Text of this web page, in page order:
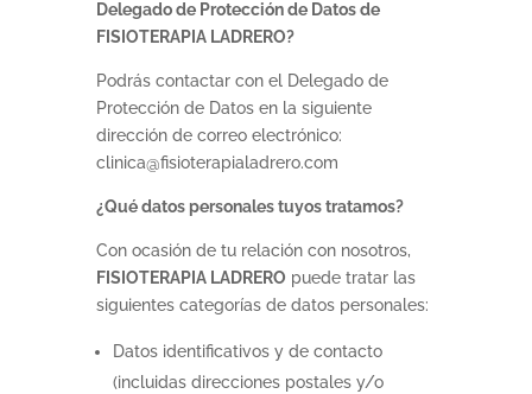
Delegado de Protección de Datos de
FISIOTERAPIA LADRERO?
Podrás contactar con el Delegado de
Protección de Datos en la siguiente
dirección de correo electrónico:
clinica@fisioterapialadrero.com
¿Qué datos personales tuyos tratamos?
Con ocasión de tu relación con nosotros,
FISIOTERAPIA LADRERO puede tratar las
siguientes categorías de datos personales:
Datos identificativos y de contacto
(incluidas direcciones postales y/o